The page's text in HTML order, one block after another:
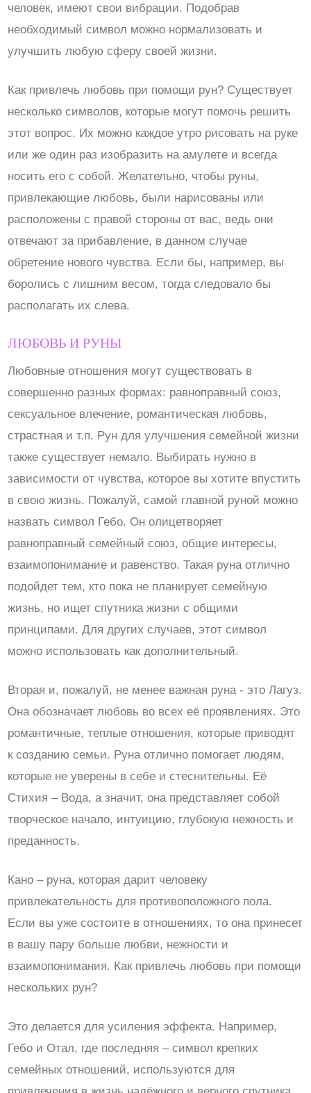
человек, имеют свои вибрации. Подобрав
необходимый символ можно нормализовать и
улучшить любую сферу своей жизни.
Как привлечь любовь при помощи рун? Существует
несколько символов, которые могут помочь решить
этот вопрос. Их можно каждое утро рисовать на руке
или же один раз изобразить на амулете и всегда
носить его с собой. Желательно, чтобы руны,
привлекающие любовь, были нарисованы или
расположены с правой стороны от вас, ведь они
отвечают за прибавление, в данном случае
обретение нового чувства. Если бы, например, вы
боролись с лишним весом, тогда следовало бы
располагать их слева.
ЛЮБОВЬ И РУНЫ
Любовные отношения могут существовать в
совершенно разных формах: равноправный союз,
сексуальное влечение, романтическая любовь,
страстная и т.п. Рун для улучшения семейной жизни
также существует немало. Выбирать нужно в
зависимости от чувства, которое вы хотите впустить
в свою жизнь. Пожалуй, самой главной руной можно
назвать символ Гебо. Он олицетворяет
равноправный семейный союз, общие интересы,
взаимопонимание и равенство. Такая руна отлично
подойдет тем, кто пока не планирует семейную
жизнь, но ищет спутника жизни с общими
принципами. Для других случаев, этот символ
можно использовать как дополнительный.
Вторая и, пожалуй, не менее важная руна - это Лагуз.
Она обозначает любовь во всех её проявлениях. Это
романтичные, теплые отношения, которые приводят
к созданию семьи. Руна отлично помогает людям,
которые не уверены в себе и стеснительны. Её
Стихия – Вода, а значит, она представляет собой
творческое начало, интуицию, глубокую нежность и
преданность.
Кано – руна, которая дарит человеку
привлекательность для противоположного пола.
Если вы уже состоите в отношениях, то она принесет
в вашу пару больше любви, нежности и
взаимопонимания. Как привлечь любовь при помощи
нескольких рун?
Это делается для усиления эффекта. Например,
Гебо и Отал, где последняя – символ крепких
семейных отношений, используются для